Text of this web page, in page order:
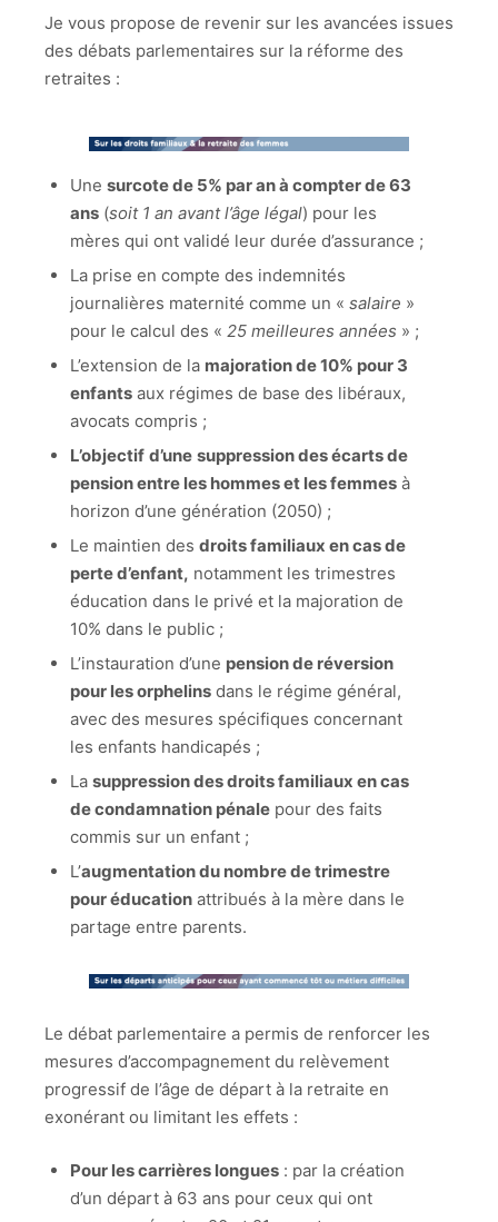
Je vous propose de revenir sur les avancées issues
des débats parlementaires sur la réforme des
retraites :
Une surcote de 5% par an à compter de 63
ans(soit 1 an avant l’âge légal) pour les
mères qui ont validé leur durée d’assurance ;
La prise en compte des indemnités
journalières maternité comme un « salaire »
pour le calcul des « 25 meilleures années » ;
L’extension de la majoration de 10% pour 3
enfantsaux régimes de base des libéraux,
avocats compris ;
L’objectif d’une suppression des écarts de
pension entre les hommes et les femmesà
horizon d’une génération (2050) ;
Le maintien des droits familiaux en cas de
perte d’enfant, notamment les trimestres
éducation dans le privé et la majoration de
10% dans le public ;
L’instauration d’une pension de réversion
pour les orphelinsdans le régime général,
avec des mesures spécifiques concernant
les enfants handicapés ;
La suppression des droits familiaux en cas
de condamnation pénalepour des faits
commis sur un enfant ;
L’augmentation du nombre de trimestre
pour éducationattribués à la mère dans le
partage entre parents.
Le débat parlementaire a permis de renforcer les
mesures d’accompagnement du relèvement
progressif de l’âge de départ à la retraite en
exonérant ou limitant les effets :
Pour les carrières longues: par la création
d’un départ à 63 ans pour ceux qui ont